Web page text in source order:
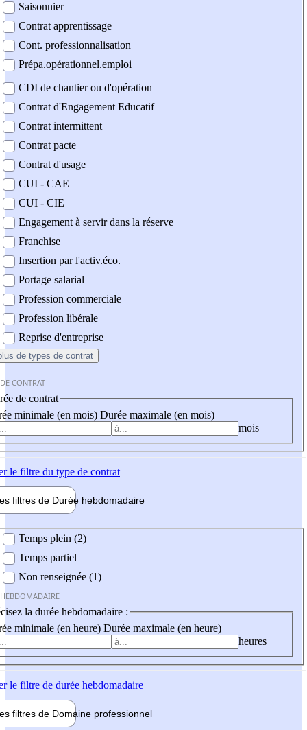
Saisonnier
Contrat apprentissage
Cont. professionnalisation
Prépa.opérationnel.emploi
CDI de chantier ou d'opération
Contrat d'Engagement Educatif
Contrat intermittent
Contrat pacte
Contrat d'usage
CUI - CAE
CUI - CIE
Engagement à servir dans la réserve
Franchise
Insertion par l'activ.éco.
Portage salarial
Profession commerciale
Profession libérale
Reprise d'entreprise
de types de contrat
CONTRAT
de contrat
minimale (en mois) Durée maximale (en mois)
mois
le filtre du type de contrat
filtres de Durée hebdomadaire
Temps plein (2)
Temps partiel
Non renseignée (1)
la durée hebdomadaire :
minimale (en heure) Durée maximale (en heure)
heures
le filtre de durée hebdomadaire
filtres de Domaine professionnel